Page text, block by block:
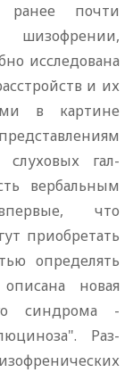
ранее почти
шизофрении,
исследова­на
и их
в картине
слуховых гал­
вербальным
что
при­обретать
определять
новая
синдрома -
Раз­